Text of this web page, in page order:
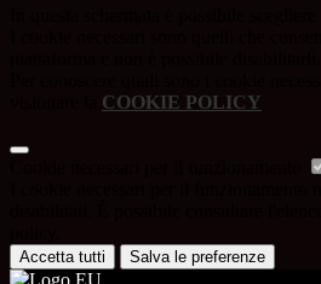
COOKIE POLICY
Accetta tutti Salva le preferenze